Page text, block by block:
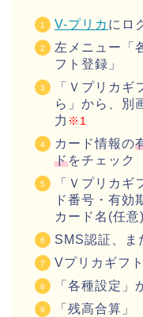
V-プリカ にロ
左メニュー「
フト登録」
「Ｖプリカギ
ら」から、別
力 ※1
カード情報の
ドをチェック
「Ｖプリカ
ド番号・有効
カード名(任意
SMS認証、ま
Vプリカギフ
「各種設定」
「残高合算」